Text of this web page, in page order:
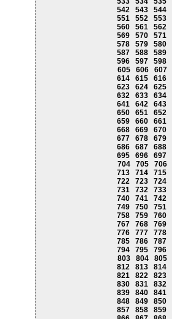
542
543
544
551
552
553
560
561
562
569
570
571
578
579
580
587
588
589
596
597
598
605
606
607
614
615
616
623
624
625
632
633
634
641
642
643
650
651
652
659
660
661
668
669
670
677
678
679
686
687
688
695
696
697
704
705
706
713
714
715
722
723
724
731
732
733
740
741
742
749
750
751
758
759
760
767
768
769
776
777
778
785
786
787
794
795
796
803
804
805
812
813
814
821
822
823
830
831
832
839
840
841
848
849
850
857
858
859